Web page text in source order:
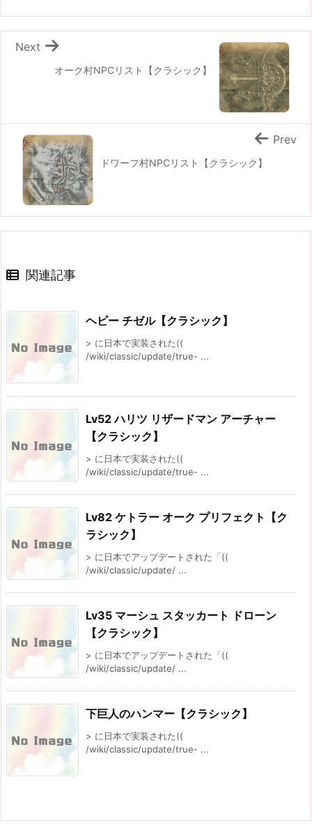
オーク村NPCリスト【クラシック】
Next
ドワーフ村NPCリスト【クラシック】
Prev
関連記事
ヘビー チゼル【クラシック】
> に日本で実装された((
/wiki/classic/update/true- ...
Lv52 ハリツ リザードマン アーチャー
【クラシック】
> に日本で実装された((
/wiki/classic/update/true- ...
Lv82 ケトラー オーク プリフェクト【ク
ラシック】
> に日本でアップデートされた「((
/wiki/classic/update/ ...
Lv35 マーシュ スタッカート ドローン
【クラシック】
> に日本でアップデートされた「((
/wiki/classic/update/ ...
下巨人のハンマー【クラシック】
> に日本で実装された((
/wiki/classic/update/true- ...